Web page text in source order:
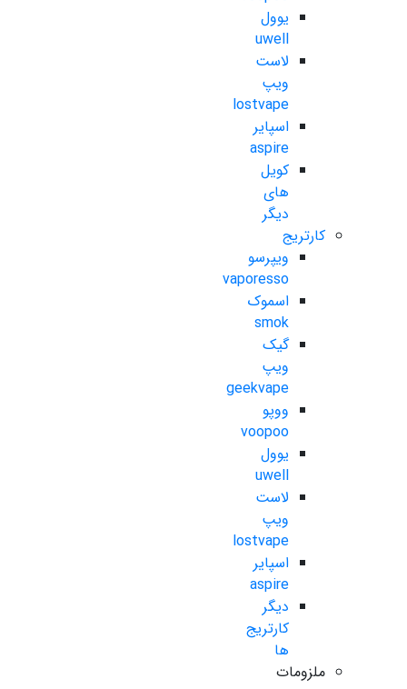
یوول
uwell
لاست
ویپ
lostvape
اسپایر
aspire
کویل
های
دیگر
کارتریج
ویپرسو
vaporesso
اسموک
smok
گیک
ویپ
geekvape
ووپو
voopoo
یوول
uwell
لاست
ویپ
lostvape
اسپایر
aspire
دیگر
کارتریج
ها
ملزومات